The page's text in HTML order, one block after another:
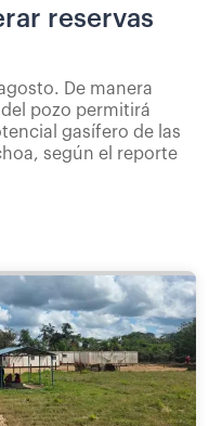
reservas
De manera
pozo permitirá
gasífero de las
según el reporte